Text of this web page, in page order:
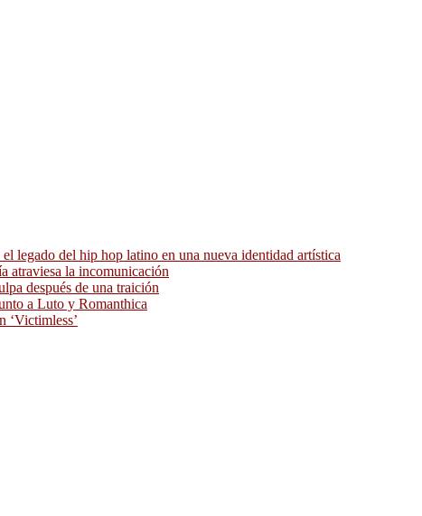
legado del hip hop latino en una nueva identidad artística
atraviesa la incomunicación
después de una traición
a Luto y Romanthica
‘Victimless’